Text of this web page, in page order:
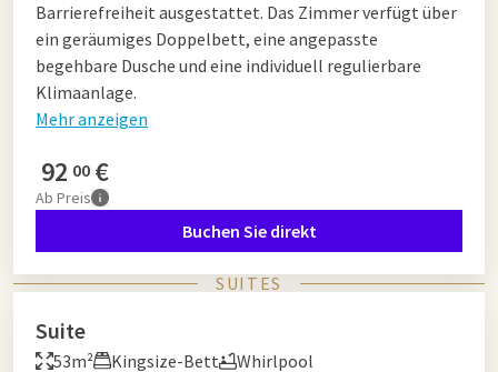
Barrierefreiheit ausgestattet. Das Zimmer verfügt über
ein geräumiges Doppelbett, eine angepasste
begehbare Dusche und eine individuell regulierbare
Klimaanlage.
Mehr anzeigen
92 00 €
Ab Preis
Buchen Sie direkt
SUITES
Suite
53m² Kingsize-Bett Whirlpool